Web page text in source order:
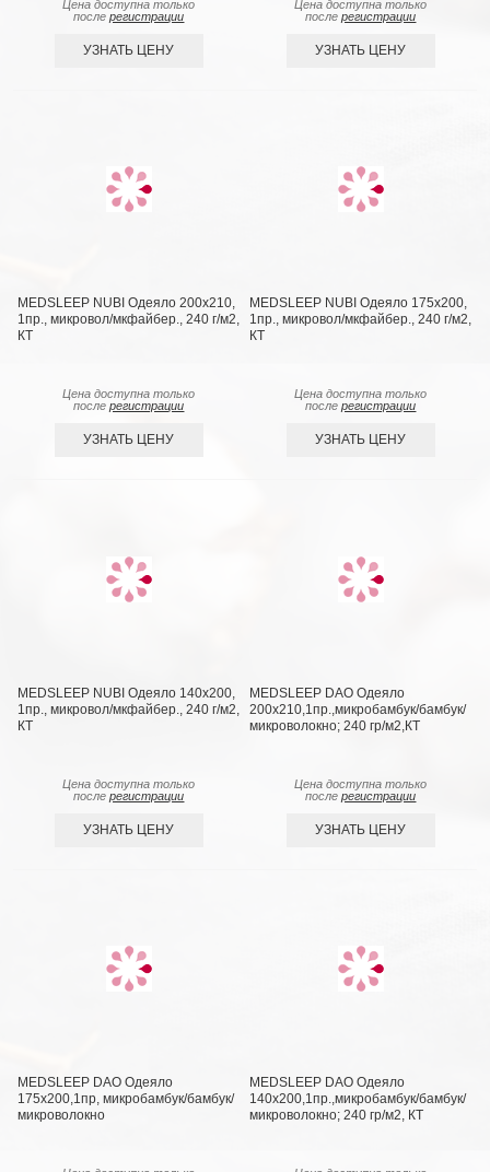
Цена доступна только
послерегистрации
УЗНАТЬ ЦЕНУ
Цена доступна только
послерегистрации
УЗНАТЬ ЦЕНУ
MEDSLEEP NUBI Одеяло 200х210,
1пр., микровол/мкфайбер., 240 г/м2,
КТ
Цена доступна только
послерегистрации
УЗНАТЬ ЦЕНУ
MEDSLEEP NUBI Одеяло 175х200,
1пр., микровол/мкфайбер., 240 г/м2,
КТ
Цена доступна только
послерегистрации
УЗНАТЬ ЦЕНУ
MEDSLEEP NUBI Одеяло 140х200,
1пр., микровол/мкфайбер., 240 г/м2,
КТ
Цена доступна только
послерегистрации
УЗНАТЬ ЦЕНУ
MEDSLEEP DAO Одеяло
200х210,1пр.,микробамбук/бамбук/
микроволокно; 240 гр/м2,КТ
Цена доступна только
послерегистрации
УЗНАТЬ ЦЕНУ
MEDSLEEP DAO Одеяло
175х200,1пр, микробамбук/бамбук/
микроволокно
MEDSLEEP DAO Одеяло
140х200,1пр.,микробамбук/бамбук/
микроволокно; 240 гр/м2, КТ